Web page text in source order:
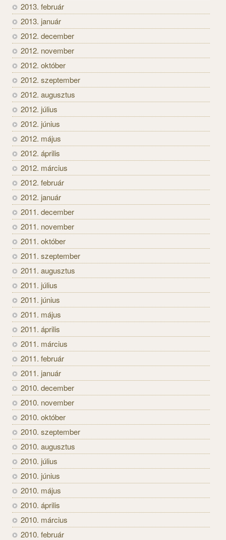
2013. február
2013. január
2012. december
2012. november
2012. október
2012. szeptember
2012. augusztus
2012. július
2012. június
2012. május
2012. április
2012. március
2012. február
2012. január
2011. december
2011. november
2011. október
2011. szeptember
2011. augusztus
2011. július
2011. június
2011. május
2011. április
2011. március
2011. február
2011. január
2010. december
2010. november
2010. október
2010. szeptember
2010. augusztus
2010. július
2010. június
2010. május
2010. április
2010. március
2010. február